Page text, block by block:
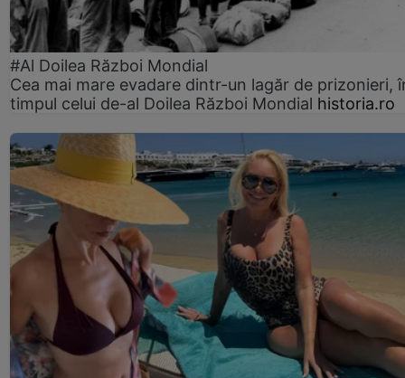
#Al Doilea Război Mondial
Cea mai mare evadare dintr-un lagăr de prizonieri,
timpul celui de-al Doilea Război Mondial historia.ro